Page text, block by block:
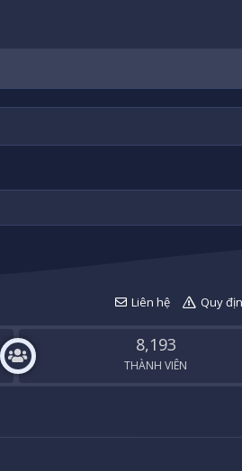
Liên hệ Quy
8,193
THÀNH VIÊN